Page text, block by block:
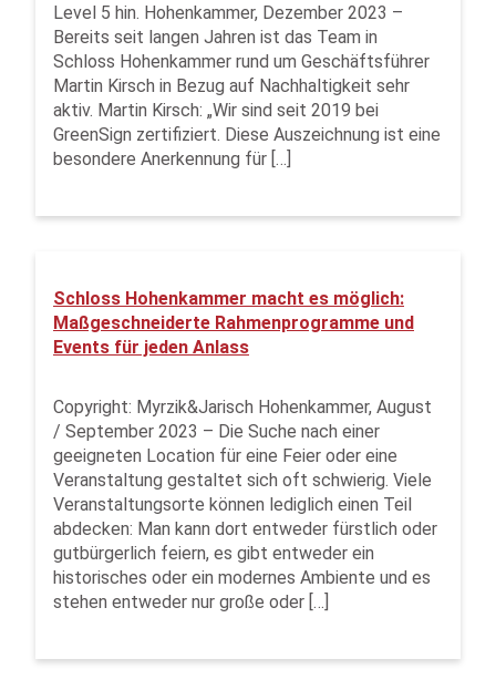
Level 5 hin. Hohenkammer, Dezember 2023 –
Bereits seit langen Jahren ist das Team in
Schloss Hohenkammer rund um Geschäftsführer
Martin Kirsch in Bezug auf Nachhaltigkeit sehr
aktiv. Martin Kirsch: „Wir sind seit 2019 bei
GreenSign zertifiziert. Diese Auszeichnung ist eine
besondere Anerkennung für […]
Schloss Hohenkammer macht es möglich:
Maßgeschneiderte Rahmenprogramme und
Events für jeden Anlass
Copyright: Myrzik&Jarisch Hohenkammer, August
/ September 2023 – Die Suche nach einer
geeigneten Location für eine Feier oder eine
Veranstaltung gestaltet sich oft schwierig. Viele
Veranstaltungsorte können lediglich einen Teil
abdecken: Man kann dort entweder fürstlich oder
gutbürgerlich feiern, es gibt entweder ein
historisches oder ein modernes Ambiente und es
stehen entweder nur große oder […]